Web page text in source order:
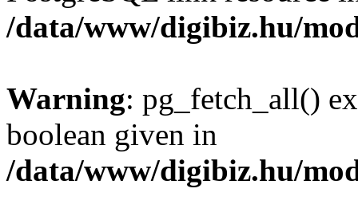
/data/www/digibiz.hu/
Warning: pg_fetch_all()
boolean given in
/data/www/digibiz.hu/